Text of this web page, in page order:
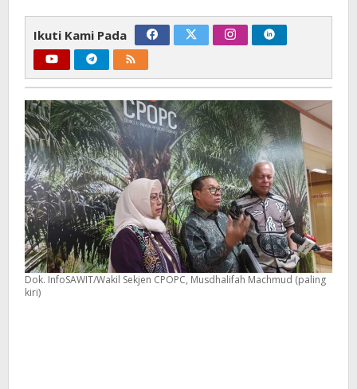
Energi
Terbarukan
Ikuti Kami Pada
Dok. InfoSAWIT/Wakil Sekjen CPOPC, Musdhalifah Machmud (paling
kiri)